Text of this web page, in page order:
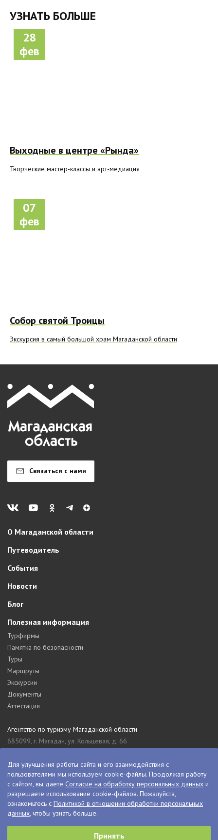
УЗНАТЬ БОЛЬШЕ
28
фев
Выходные в центре «Рында»
Творческие мастер-классы и арт-медиация
07
фев
Собор святой Троицы
Экскурсия в самый большой храм Магаданской области
Связаться с нами
О Магаданской области
Путеводитель
События
Новости
Блог
Полезная информация
Турфирмы
Памятка по безопасности
Туры
Маршруты
Экскурсии
Документы
Аттестация
Агентство по туризму Магаданской области
685099, г. Магадан, ул. Кольцевая, д. 66
8 (4132) 61-76-67
Туристский информационный центр Магаданской области
685000, г. Магадан, ул. Пролетарская, д. 11
visitkolyma@mail.ru
+7 (4132) 60-70-11
+7 (4132) 61-73-15
Для улучшения работы сайта и его взаимодействия с
пользователями мы используем cookie-файлы. Продолжая работу
с сайтом, вы даете Согласие на обработку персональных данных и
разрешаете использование cookie-файлов. Пожалуйста,
ознакомьтесь с Политикой в отношении обработки персональных
данных, чтобы узнать больше.
Принять